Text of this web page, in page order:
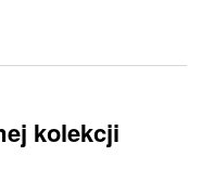
kolekcji